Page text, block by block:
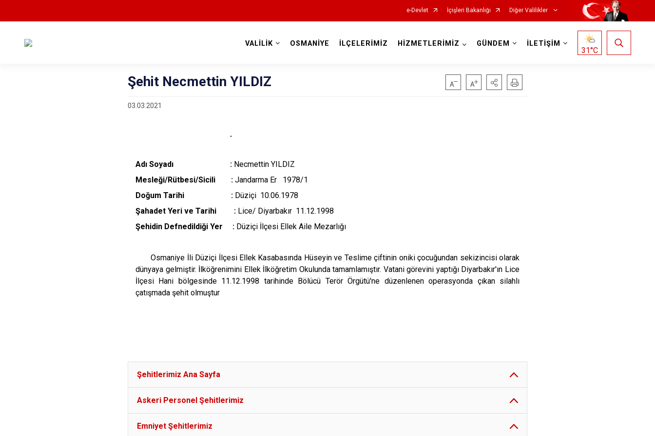
e-Devlet İçişleri Bakanlığı Diğer Valilikler
VALİLİK OSMANİYE İLÇELERİMİZ HİZMETLERİMİZ GÜNDEM İLETİŞİM
31°C
Şehit Necmettin YILDIZ
03.03.2021
Adı Soyadı : Necmettin YILDIZ
Mesleği/Rütbesi/Sicili : Jandarma Er 1978/1
Doğum Tarihi : Düziçi 10.06.1978
Şahadet Yeri ve Tarihi : Lice/ Diyarbakır 11.12.1998
Şehidin Defnedildiği Yer : Düziçi İlçesi Ellek Aile Mezarlığı
Osmaniye İli Düziçi İlçesi Ellek Kasabasında Hüseyin ve Teslime çiftinin oniki çocuğundan sekizincisi olarak
dünyaya gelmiştir. İlköğrenimini Ellek İlköğretim Okulunda tamamlamıştır. Vatani görevini yaptığı Diyarbakır'ın Lice
İlçesi Hani bölgesinde 11.12.1998 tarihinde Bölücü Terör Örgütü'ne düzenlenen operasyonda çıkan silahlı
çatışmada şehit olmuştur
Şehitlerimiz Ana Sayfa
Askeri Personel Şehitlerimiz
Emniyet Şehitlerimiz